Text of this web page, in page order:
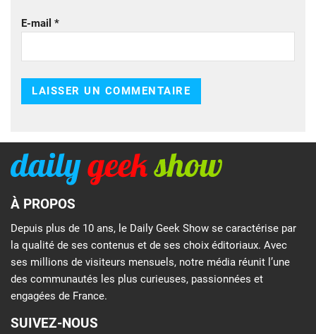
E-mail *
À PROPOS
Depuis plus de 10 ans, le Daily Geek Show se caractérise par
la qualité de ses contenus et de ses choix éditoriaux. Avec
ses millions de visiteurs mensuels, notre média réunit l’une
des communautés les plus curieuses, passionnées et
engagées de France.
SUIVEZ-NOUS